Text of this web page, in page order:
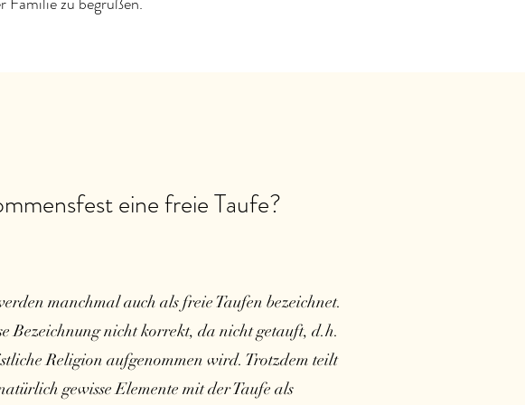
eine freie Taufe?
manchmal auch als freie Taufen bezeichnet.
Bezeichnung nicht korrekt, da nicht getauft, d.h.
Religion aufgenommen wird. Trotzdem teilt
gewisse Elemente mit der Taufe als